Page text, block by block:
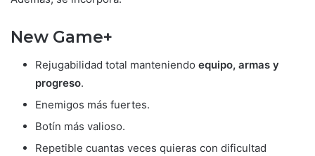
New Game+
Rejugabilidad total manteniendo equipo, armas y
progreso.
Enemigos más fuertes.
Botín más valioso.
Repetible cuantas veces quieras con dificultad